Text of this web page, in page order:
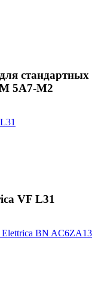
стандартных
5A7-M2
VF L31